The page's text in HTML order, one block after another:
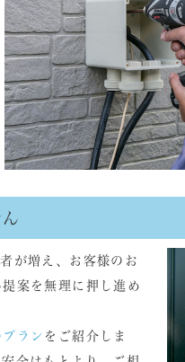
が増え、お客様のお
案を無理に押し進め
ラン をご紹介しま